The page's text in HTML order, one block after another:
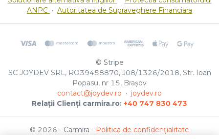
ANPC · Autoritatea de Supraveghere Financiara
© Stripe
SC JOYDEV SRL, RO39458870, J08/1326/2018, Str. Ioan
Popasu, nr 15, Brașov
contact@joydev.ro · joydev.ro
Relații Clienți carmira.ro: +40 747 830 473
© 2026 - Carmira - Politica de confidențialitate